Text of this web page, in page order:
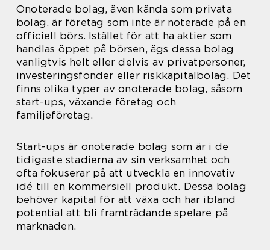
Onoterade bolag, även kända som privata
bolag, är företag som inte är noterade på en
officiell börs. Istället för att ha aktier som
handlas öppet på börsen, ägs dessa bolag
vanligtvis helt eller delvis av privatpersoner,
investeringsfonder eller riskkapitalbolag. Det
finns olika typer av onoterade bolag, såsom
start-ups, växande företag och
familjeföretag.
Start-ups är onoterade bolag som är i de
tidigaste stadierna av sin verksamhet och
ofta fokuserar på att utveckla en innovativ
idé till en kommersiell produkt. Dessa bolag
behöver kapital för att växa och har ibland
potential att bli framträdande spelare på
marknaden.